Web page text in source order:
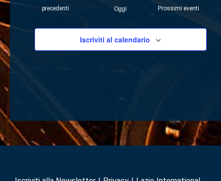
Eventi
precedenti Oggi Prossimi eventi
Iscriviti al calendario